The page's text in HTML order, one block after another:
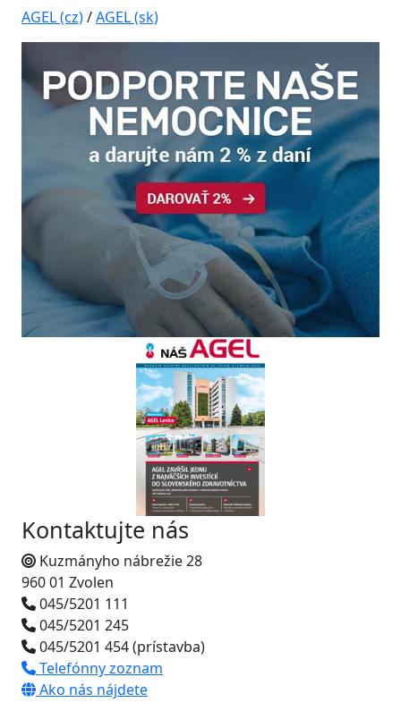
AGEL (cz)/AGEL (sk)
Kontaktujte nás
Kuzmányho nábrežie 28
960 01 Zvolen
045/5201 111
045/5201 245
045/5201 454 (prístavba)
Telefónny zoznam
Ako nás nájdete